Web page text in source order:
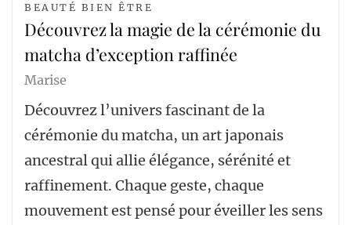
BEAUTÉ BIEN ÊTRE
Découvrez la magie de la cérémonie du
matcha d’exception raffinée
Marise
Découvrez l’univers fascinant de la
cérémonie du matcha, un art japonais
ancestral qui allie élégance, sérénité et
raffinement. Chaque geste, chaque
mouvement est pensé pour éveiller les sens